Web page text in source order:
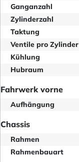
Ganganzahl
Zylinderzahl
Taktung
Ventile pro Zylinder
Kühlung
Hubraum
Fahrwerk vorne
Aufhängung
Chassis
Rahmen
Rahmenbauart